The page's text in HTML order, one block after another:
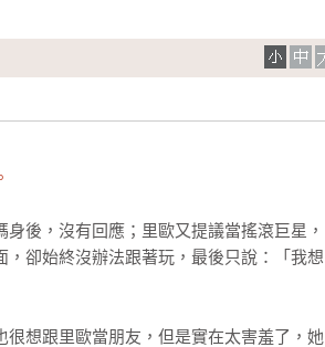
後，沒有回應；里歐又提議當搖滾巨星，
卻始終沒辦法跟著玩，最後只說：「我想
想跟里歐當朋友，但是實在太害羞了，她